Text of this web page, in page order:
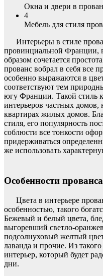
Окна и двери в
4
Мебель для стиля
Интерьеры в стиле
провинциальной Франции,
образом сочетается
прованс вобрал в себя все
особенно выражаются в
соответствуют тем
югу Франции. Такой стиль
интерьеров частных домов,
квартирах жилых домов.
стиля, его популярность
соблюсти все тонкости
придерживаться
же использовать
Особенности
Цвета в интерьере
особенностью, такого
Бежевый и белый цвета,
выгоревший светло-
подсолнуховый желтый
лаванда и прочие. Из
интерьер, который будет
дни.